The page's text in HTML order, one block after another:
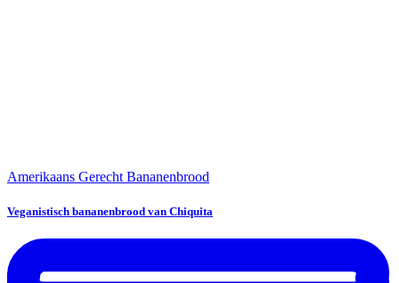
Amerikaans Gerecht Bananenbrood
Veganistisch bananenbrood van Chiquita